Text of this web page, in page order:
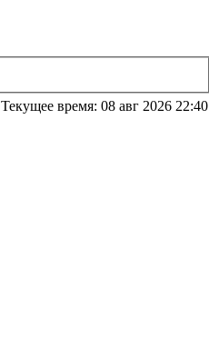
Текущее время: 08 авг 2026 22:40